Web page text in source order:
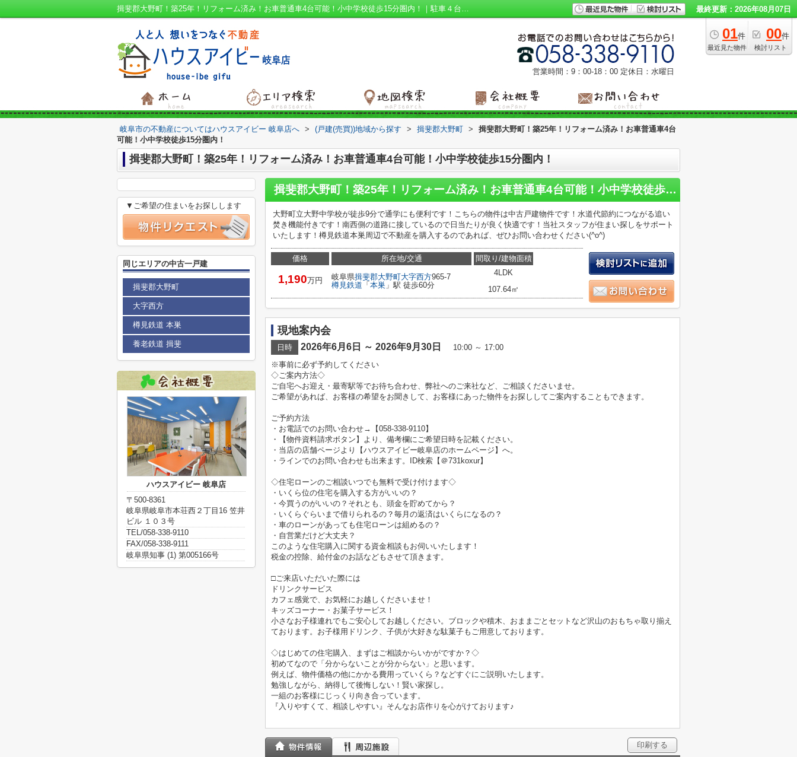
揖斐郡大野町！築25年！リフォーム済み！お車普通車4台可能！小中学校徒歩15分圏内！｜駐車４台可 ３口以上コンロ 平坦地 LDK15帖以上 南西側道路面す｜岐阜市の建売｜ハウスアイビー 岐阜店 最終更新：2026年08月07日
01件
最近見た物件
00件
検討リスト
営業時間：9：00‐18：00 定休日：水曜日
岐阜市の不動産についてはハウスアイビー 岐阜店へ > (戸建(売買))地域から探す > 揖斐郡大野町 >
揖斐郡大野町！築25年！リフォーム済み！お車普通車4台
可能！小中学校徒歩15分圏内！
揖斐郡大野町！築25年！リフォーム済み！お車普通車4台可能！小中学校徒歩15分圏内！
揖斐郡大野町！築25年！リフォーム済み！お車普通車4台可能！小中学校徒歩15分圏内！
大野町立大野中学校が徒歩9分で通学にも便利です！こちらの物件は中古戸建物件です！水道代節約につながる追い
焚き機能付きです！南西側の道路に接しているので日当たりが良く快適です！当社スタッフが住まい探しをサポート
いたします！樽見鉄道本巣周辺で不動産を購入するのであれば、ぜひお問い合わせください(^o^)
価格
1,190万円
所在地/交通
岐阜県揖斐郡大野町大字西方965-7
樽見鉄道 「 本巣 」駅 徒歩60分
間取り/建物面積
4LDK
107.64㎡
現地案内会
日時 2026年6月6日 ～ 2026年9月30日
10:00 ～ 17:00
※事前に必ず予約してください
◇ご案内方法◇
ご自宅へお迎え・最寄駅等でお待ち合わせ、弊社へのご来社など、ご相談くださいませ。
ご希望があれば、お客様の希望をお聞きして、お客様にあった物件をお探ししてご案内することもできます。
ご予約方法
・お電話でのお問い合わせ→【058-338-9110】
・【物件資料請求ボタン】より、備考欄にご希望日時を記載ください。
・当店の店舗ページより【ハウスアイビー岐阜店のホームページ】へ。
・ラインでのお問い合わせも出来ます。ID検索【＠731koxur】
◇住宅ローンのご相談いつでも無料で受け付けます◇
・いくら位の住宅を購入する方がいいの？
・今買うのがいいの？それとも、頭金を貯めてから？
・いくらぐらいまで借りられるの？毎月の返済はいくらになるの？
・車のローンがあっても住宅ローンは組めるの？
・自営業だけど大丈夫？
このような住宅購入に関する資金相談もお伺いいたします！
税金の控除、給付金のお話などもさせて頂きます。
□ご来店いただいた際には
ドリンクサービス
カフェ感覚で、お気軽にお越しくださいませ！
キッズコーナー・お菓子サービス！
小さなお子様連れでもご安心してお越しください。ブロックや積木、おままごとセットなど沢山のおもちゃ取り揃え
ております。お子様用ドリンク、子供が大好きな駄菓子もご用意しております。
◇はじめての住宅購入、まずはご相談からいかがですか？◇
初めてなので「分からないことが分からない」と思います。
例えば、物件価格の他にかかる費用っていくら？などすぐにご説明いたします。
勉強しながら、納得して後悔しない！賢い家探し。
一組のお客様にじっくり向き合っています。
『入りやすくて、相談しやすい』そんなお店作りを心がけております♪
印刷する
▼ご希望の住まいをお探しします
同じエリアの中古一戸建
揖斐郡大野町
大字西方
樽見鉄道 本巣
養老鉄道 揖斐
ハウスアイビー 岐阜店
〒500-8361
岐阜県岐阜市本荘西２丁目16 笠井
ビル １０３号
TEL/058-338-9110
FAX/058-338-9111
岐阜県知事 (1) 第005166号